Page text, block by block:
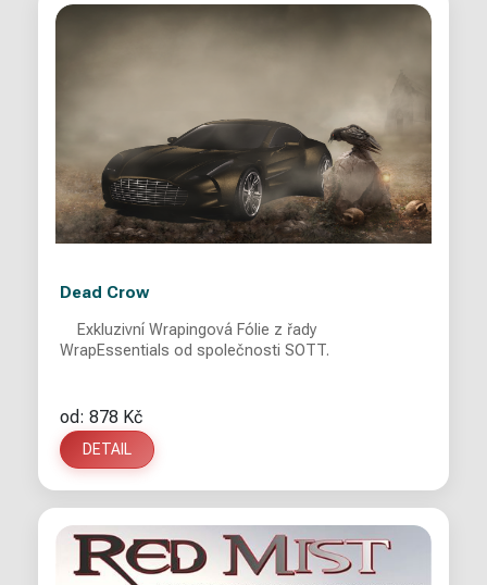
Dead Crow
WrapEssentials od společnosti SOTT.
od: 878 Kč
DETAIL